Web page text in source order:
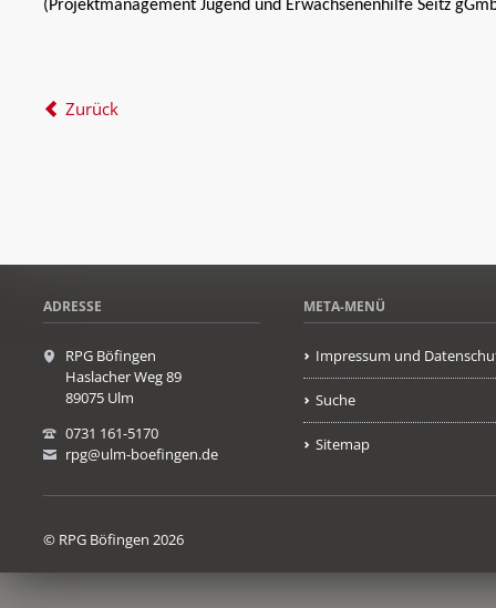
(Projektmanagement Jugend und Erwachsenenhilfe Seitz
Zurück
ADRESSE
RPG Böfingen
Haslacher Weg 89
89075 Ulm
0731 161-5170
rpg@ulm-boefingen.de
META-MENÜ
Impressum und
Suche
Sitemap
© RPG Böfingen 2026